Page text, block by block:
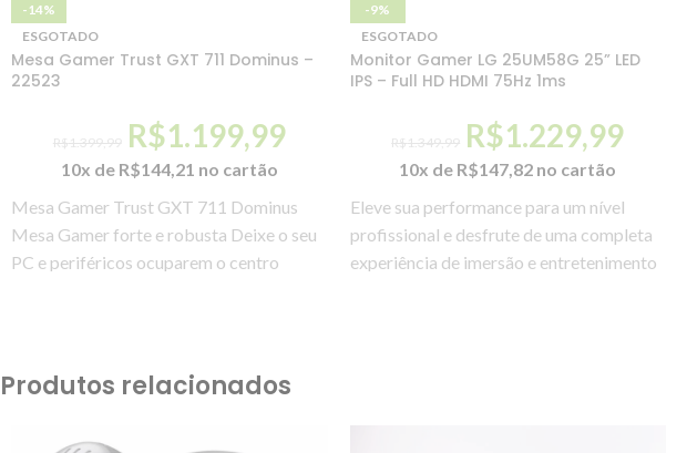
-14%
ESGOTADO
Mesa Gamer Trust GXT 711 Dominus –
22523
R$1.399,99 R$1.199,99
10x de R$144,21 no cartão
Mesa Gamer Trust GXT 711 Dominus
Mesa Gamer forte e robusta Deixe o seu
PC e periféricos ocuparem o centro
-9%
ESGOTADO
Monitor Gamer LG 25UM58G 25” LED
IPS – Full HD HDMI 75Hz 1ms
R$1.349,99 R$1.229,99
10x de R$147,82 no cartão
Eleve sua performance para um nível
profissional e desfrute de uma completa
experiência de imersão e entretenimento
Produtos relacionados